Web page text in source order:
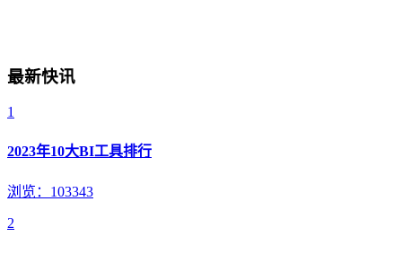
最新快讯
1
2023年10大BI工具排行
浏览：103343
2